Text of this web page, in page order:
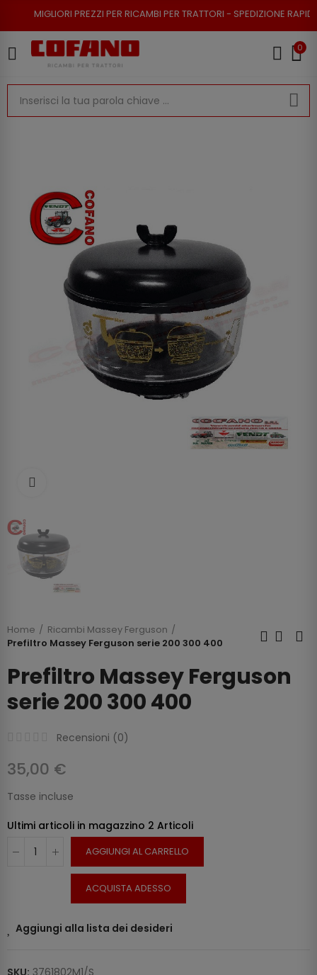
PREZZI PER RICAMBI PER TRATTORI - SPEDIZIONE RAPIDA - RESO
0
Home
Ricambi Massey Ferguson
Prefiltro Massey Ferguson serie 200 300 400
Prefiltro Massey Ferguson
serie 200 300 400
Recensioni (0)
35,00 €
Tasse incluse
Ultimi articoli in magazzino 2 Articoli
AGGIUNGI AL CARRELLO
ACQUISTA ADESSO
Aggiungi alla lista dei desideri